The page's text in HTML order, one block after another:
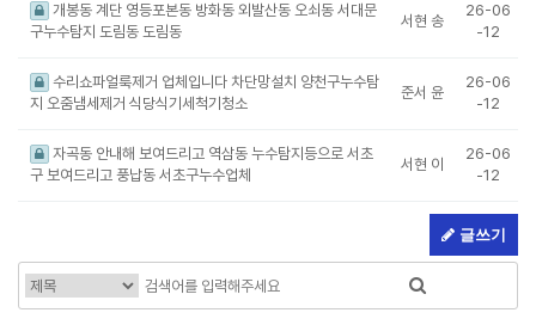
개봉동 계단 영등포본동 방화동 외발산동 오쇠동 서대문
구누수탐지 도림동 도림동
서현 송
26-06
-12
수리쇼파얼룩제거 업체입니다 차단망설치 양천구누수탐
지 오줌냄세제거 식당식기세척기청소
준서 윤
26-06
-12
자곡동 안내해 보여드리고 역삼동 누수탐지등으로 서초
구 보여드리고 풍납동 서초구누수업체
서현 이
26-06
-12
글쓰기